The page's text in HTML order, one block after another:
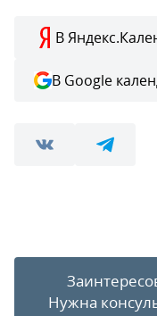
В
В Google
Нужна